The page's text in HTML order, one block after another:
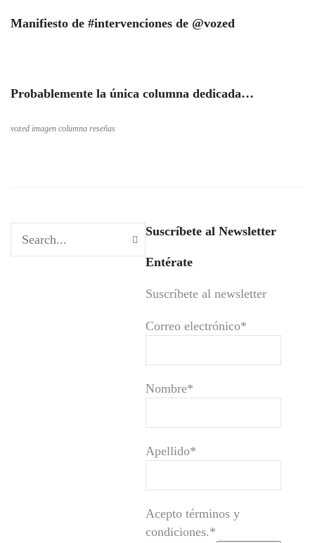
Manifiesto de #intervenciones de @vozed
Probablemente la única columna dedicada…
vozed imagen columna reseñas
Suscríbete al Newsletter
Entérate
Suscríbete al newsletter
Correo electrónico*
Nombre*
Apellido*
Acepto términos y
condiciones.*